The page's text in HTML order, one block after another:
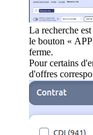
La recherche
le bouton «
ferme.
Pour certains
d'offres